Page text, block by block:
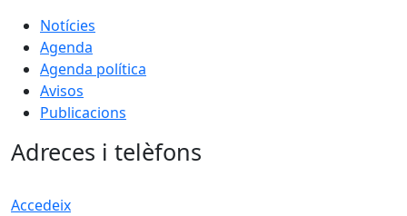
Notícies
Agenda
Agenda política
Avisos
Publicacions
Adreces i telèfons
Accedeix